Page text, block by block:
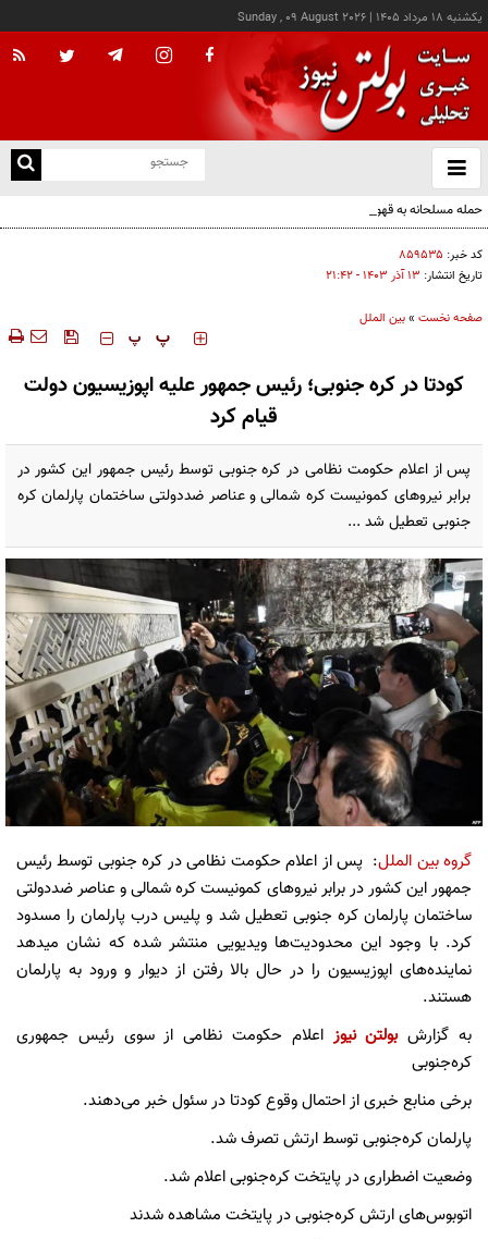
يکشنبه ۱۸ مرداد ۱۴۰۵ |
Sunday , 09 August 2026
باز
و
حمله مسلحانه به قهوه‌خانه‌ای در زاهدان؛ ۲ نفر جان باختند
کد خبر: ۸۵۹۵۳۵
تاریخ انتشار: ۱۳ آذر ۱۴۰۳ - ۲۱:۴۲
صفحه نخست »بین الملل
‍‍‍ پ پ
کودتا در کره جنوبی؛ رئیس جمهور علیه اپوزیسیون دولت
قیام کرد
پس از اعلام حکومت نظامی در کره جنوبی توسط رئیس جمهور این کشور در
برابر نیرو‌های کمونیست کره شمالی و عناصر ضددولتی ساختمان پارلمان کره
جنوبی تعطیل شد ...
گروه بین الملل: پس از اعلام حکومت نظامی در کره جنوبی توسط رئیس
جمهور این کشور در برابر نیرو‌های کمونیست کره شمالی و عناصر ضددولتی
ساختمان پارلمان کره جنوبی تعطیل شد و پلیس درب پارلمان را مسدود
کرد. با وجود این محدودیت‌ها ویدیویی منتشر شده که نشان میدهد
نماینده‌های اپوزیسیون را در حال بالا رفتن از دیوار و ورود به پارلمان
هستند.
به گزارشبولتن نیوز اعلام حکومت نظامی از سوی رئیس جمهوری
کره‌جنوبی
برخی منابع خبری از احتمال وقوع کودتا در سئول خبر می‌دهند.
پارلمان کره‌جنوبی توسط ارتش تصرف شد.
وضعیت اضطراری در پایتخت کره‌جنوبی اعلام شد.
اتوبوس‌های ارتش کره‌جنوبی در پایتخت مشاهده شدند